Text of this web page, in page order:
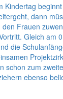
Kindertag
dann
Frauen
Gleich am
die
schon zum
ebenso